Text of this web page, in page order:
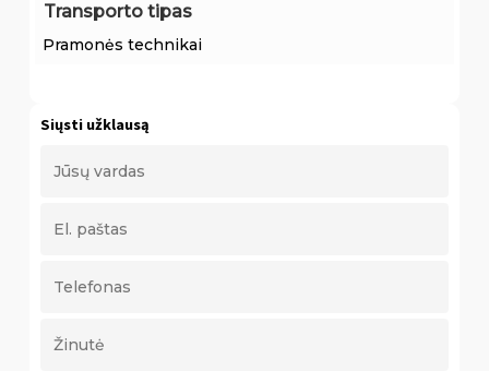
Transporto tipas
Pramonės technikai
Siųsti užklausą